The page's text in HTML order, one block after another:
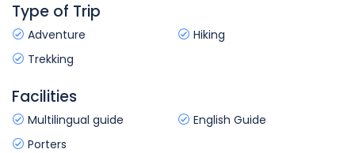
Type of Trip
Adventure
Hiking
Trekking
Facilities
Multilingual guide
English Guide
Porters